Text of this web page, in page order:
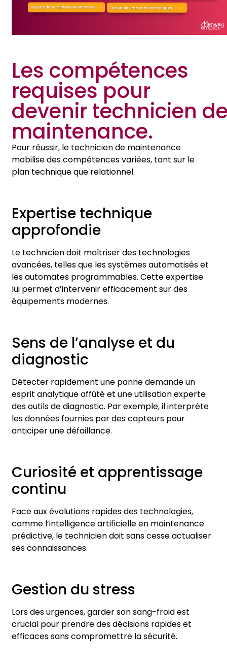
Les compétences
requises pour
devenir technicien
maintenance.
Pour réussir, le technicien de maintenance
mobilise des compétences variées, tant sur le
plan technique que relationnel.
Expertise technique
approfondie
Le technicien doit maîtriser des technologies
avancées, telles que les systèmes automatisés et
les automates programmables. Cette expertise
lui permet d’intervenir efficacement sur des
équipements modernes.
Sens de l’analyse et du
diagnostic
Détecter rapidement une panne demande un
esprit analytique affûté et une utilisation experte
des outils de diagnostic. Par exemple, il interprète
les données fournies par des capteurs pour
anticiper une défaillance.
Curiosité et apprentissage
continu
Face aux évolutions rapides des technologies,
comme l’intelligence artificielle en maintenance
prédictive, le technicien doit sans cesse actualiser
ses connaissances.
Gestion du stress
Lors des urgences, garder son sang-froid est
crucial pour prendre des décisions rapides et
efficaces sans compromettre la sécurité.